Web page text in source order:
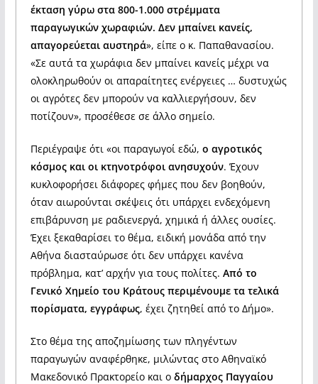
έκταση γύρω στα 800-1.000 στρέμματα
παραγωγικών χωραφιών. Δεν μπαίνει κανείς,
απαγορεύεται αυστηρά», είπε ο κ. Παπαθανασίου.
«Σε αυτά τα χωράφια δεν μπαίνει κανείς μέχρι να
ολοκληρωθούν οι απαραίτητες ενέργειες … δυστυχώς
οι αγρότες δεν μπορούν να καλλιεργήσουν, δεν
ποτίζουν», προσέθεσε σε άλλο σημείο.
Περιέγραψε ότι «οι παραγωγοί εδώ, ο αγροτικός
κόσμος και οι κτηνοτρόφοι ανησυχούν. Έχουν
κυκλοφορήσει διάφορες φήμες που δεν βοηθούν,
όταν αιωρούνται σκέψεις ότι υπάρχει ενδεχόμενη
επιβάρυνση με ραδιενεργά, χημικά ή άλλες ουσίες.
Έχει ξεκαθαρίσει το θέμα, ειδική μονάδα από την
Αθήνα διασταύρωσε ότι δεν υπάρχει κανένα
πρόβλημα, κατ’ αρχήν για τους πολίτες. Από το
Γενικό Χημείο του Κράτους περιμένουμε τα τελικά
πορίσματα, εγγράφως, έχει ζητηθεί από το Δήμο».
Στο θέμα της αποζημίωσης των πληγέντων
παραγωγών αναφέρθηκε, μιλώντας στο Αθηναϊκό
Μακεδονικό Πρακτορείο και ο δήμαρχος Παγγαίου